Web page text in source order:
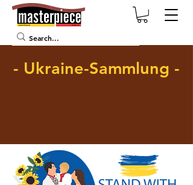
- Ukraine-Sammlung -